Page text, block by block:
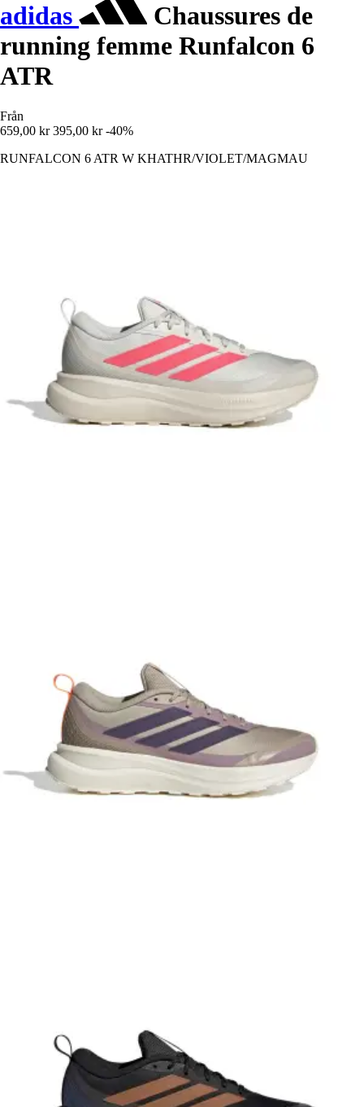
adidas
Chaussures de
running femme Runfalcon 6
ATR
Från
659,00 kr 395,00 kr -40%
RUNFALCON 6 ATR W KHATHR/VIOLET/MAGMAU